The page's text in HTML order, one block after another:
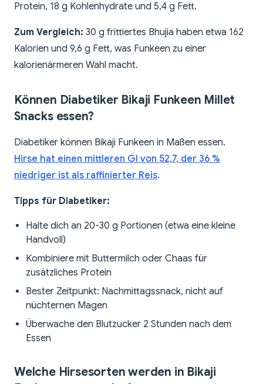
Protein, 18 g Kohlenhydrate und 5,4 g Fett.
Zum Vergleich: 30 g frittiertes Bhujia haben etwa 162
Kalorien und 9,6 g Fett, was Funkeen zu einer
kalorienärmeren Wahl macht.
Können Diabetiker Bikaji Funkeen Millet
Snacks essen?
Diabetiker können Bikaji Funkeen in Maßen essen.
Hirse hat einen mittleren GI von 52,7, der 36 %
niedriger ist als raffinierter Reis.
Tipps für Diabetiker:
Halte dich an 20-30 g Portionen (etwa eine kleine
Handvoll)
Kombiniere mit Buttermilch oder Chaas für
zusätzliches Protein
Bester Zeitpunkt: Nachmittagssnack, nicht auf
nüchternen Magen
Überwache den Blutzucker 2 Stunden nach dem
Essen
Welche Hirsesorten werden in Bikaji